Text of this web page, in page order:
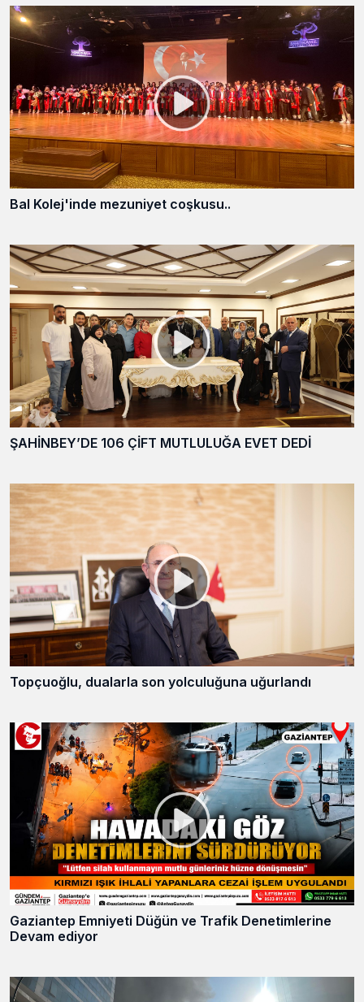
Bal Kolej'inde mezuniyet coşkusu..
ŞAHİNBEY’DE 106 ÇİFT MUTLULUĞA EVET DEDİ
Topçuoğlu, dualarla son yolculuğuna uğurlandı
Gaziantep Emniyeti Düğün ve Trafik Denetimlerine
Devam ediyor